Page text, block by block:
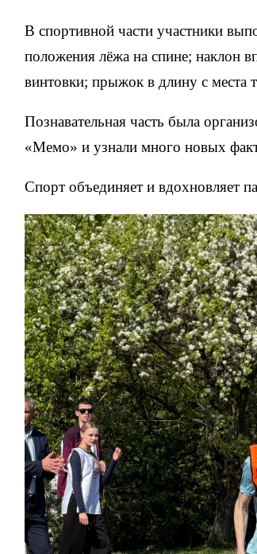
В спортивной части участники
положения лёжа на спине; наклон
винтовки; прыжок в длину с места
Познавательная часть была
«Мемо» и узнали много новых
Спорт объединяет и вдохновляет